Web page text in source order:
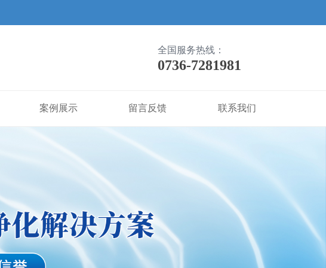
全国服务热线：
0736-7281981
案例展示 留言反馈 联系我们